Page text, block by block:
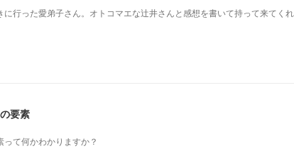
行った愛弟子さん。 オトコマエな辻井さんと 感想を書いて持って来てく
要素
って何かわかりますか？